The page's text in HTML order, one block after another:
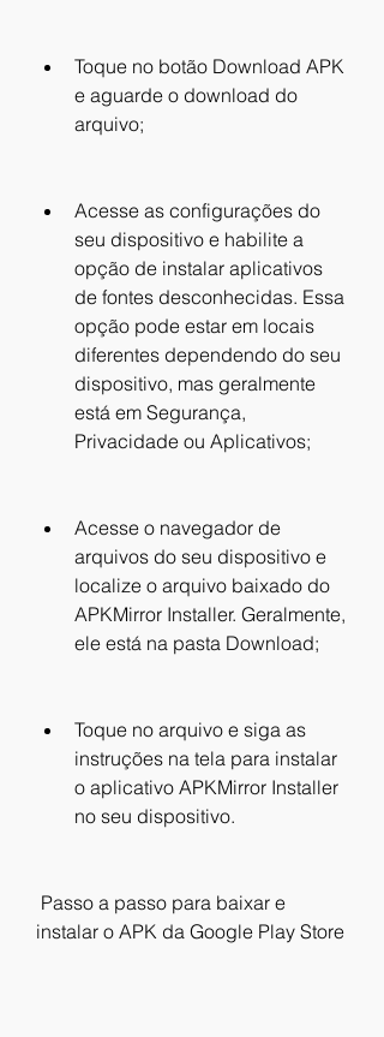
Toque no botão Download APK
e aguarde o download do
arquivo;
Acesse as configurações do
seu dispositivo e habilite a
opção de instalar aplicativos
de fontes desconhecidas. Essa
opção pode estar em locais
diferentes dependendo do seu
dispositivo, mas geralmente
está em Segurança,
Privacidade ou Aplicativos;
Acesse o navegador de
arquivos do seu dispositivo e
localize o arquivo baixado do
APKMirror Installer. Geralmente,
ele está na pasta Download;
Toque no arquivo e siga as
instruções na tela para instalar
o aplicativo APKMirror Installer
no seu dispositivo.
instalar o APK da Google Play Store